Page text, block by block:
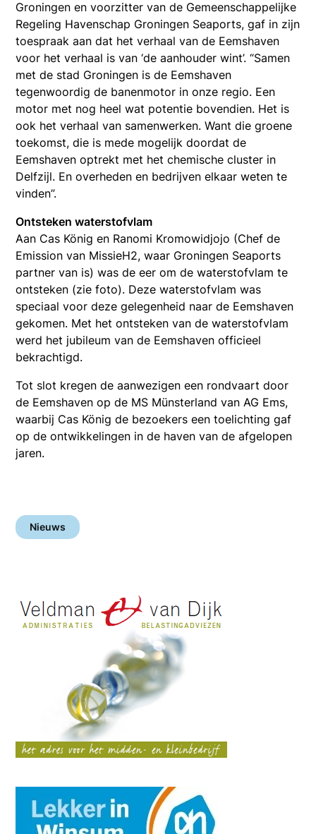
Groningen en voorzitter van de Gemeenschappelijke
Regeling Havenschap Groningen Seaports, gaf in zijn
toespraak aan dat het verhaal van de Eemshaven
voor het verhaal is van ‘de aanhouder wint’. “Samen
met de stad Groningen is de Eemshaven
tegenwoordig de banenmotor in onze regio. Een
motor met nog heel wat potentie bovendien. Het is
ook het verhaal van samenwerken. Want die groene
toekomst, die is mede mogelijk doordat de
Eemshaven optrekt met het chemische cluster in
Delfzijl. En overheden en bedrijven elkaar weten te
vinden”.
Ontsteken waterstofvlam
Aan Cas König en Ranomi Kromowidjojo (Chef de
Emission van MissieH2, waar Groningen Seaports
partner van is) was de eer om de waterstofvlam te
ontsteken (zie foto). Deze waterstofvlam was
speciaal voor deze gelegenheid naar de Eemshaven
gekomen. Met het ontsteken van de waterstofvlam
werd het jubileum van de Eemshaven officieel
bekrachtigd.
Tot slot kregen de aanwezigen een rondvaart door
de Eemshaven op de MS Münsterland van AG Ems,
waarbij Cas König de bezoekers een toelichting gaf
op de ontwikkelingen in de haven van de afgelopen
jaren.
Nieuws